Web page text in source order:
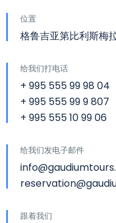
位置
格鲁吉亚第比利斯梅
给我们打电话
+ 995 555 99 98 04
+ 995 555 99 9 807
+ 995 555 10 99 06
给我们发电子邮件
跟着我们